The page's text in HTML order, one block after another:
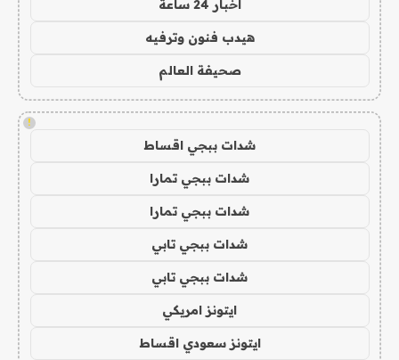
اخبار 24 ساعة
هيدب فنون وترفيه
صحيفة العالم
!
شدات ببجي اقساط
شدات ببجي تمارا
شدات ببجي تمارا
شدات ببجي تابي
شدات ببجي تابي
ايتونز امريكي
ايتونز سعودي اقساط